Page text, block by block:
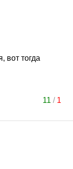
вот тогда
11 / 1